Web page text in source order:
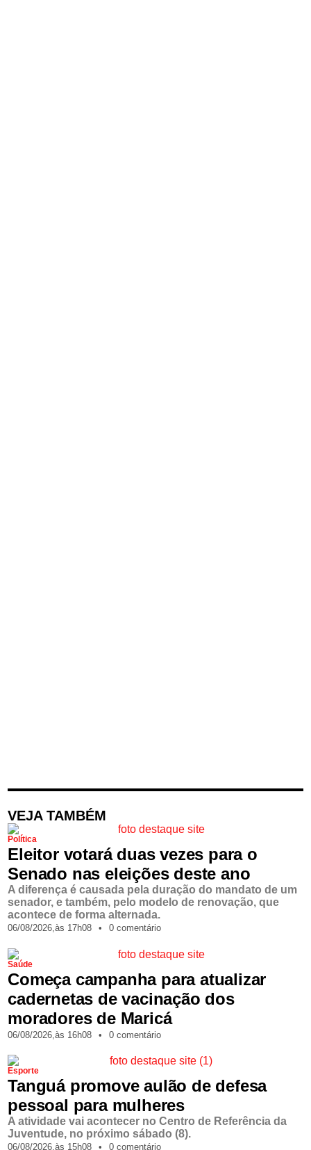
VEJA TAMBÉM
Política
Eleitor votará duas vezes para o
Senado nas eleições deste ano
A diferença é causada pela duração do mandato de um
senador, e também, pelo modelo de renovação, que
acontece de forma alternada.
06/08/2026,às 17h08 • 0 comentário
Saúde
Começa campanha para atualizar
cadernetas de vacinação dos
moradores de Maricá
06/08/2026,às 16h08 • 0 comentário
Esporte
Tanguá promove aulão de defesa
pessoal para mulheres
A atividade vai acontecer no Centro de Referência da
Juventude, no próximo sábado (8).
06/08/2026,às 15h08 • 0 comentário